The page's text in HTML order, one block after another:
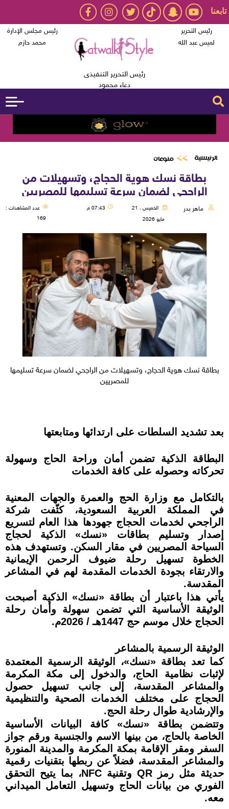
تابعنا
رئيس التحرير
لميس عبد الله
رئيس التحرير التنفيذى
دعاء محمود
رئيس مجلس الإدارة
محمد حازم
الرئيسية منوعات
بطاقة نسك هوية الحجاج، وتسهيلات من
الراجحي لضمان سرعة تسليمها للمصريين
ماهر بدر
الخميس ، 21
مايو 2026
07:43 م
عدد المشاهدات :
169
بطاقة نسك هوية الحجاج، وتسهيلات من الراجحي لضمان سرعة تسليمها
للمصريين
بعد تشديد السلطات على ارتدائها ومتابعتها
البطاقة الذكية تضمن أمان وراحة الحاج وسهولة
تحركاته وحصوله على كافة الخدمات
بالتكامل مع وزارة الحج والعمرة والجهات المعنية
في المملكة العربية السعودية، كثّفت شركة
الراجحي لخدمات الحجاج جهودها هذا العام لتسريع
إصدار وتسليم بطاقات «نسك» الذكية لحجاج
السياحة المصريين في مقار السكن. وتستهدف هذه
الخطوة تسهيل رحلة ضيوف الرحمن الإيمانية
والارتقاء بجودة الخدمات المقدمة لهم في المشاعر
المقدسة.
يأتي هذا باعتبار أن بطاقة «نسك» الذكية أصبحت
الوثيقة الأساسية التي تضمن سهولة وأمان رحلة
الحجاج خلال موسم حج 1447هـ / 2026م.
الوثيقة الرسمية بالمشاعر
كما تعد بطاقة «نسك»، الوثيقة الرسمية المعتمدة
لإثبات نظامية الحاج، والدخول إلى مكة المكرمة
والمشاعر المقدسة، إلى جانب تسهيل حصول
الحجاج على مختلف الخدمات الصحية والتنظيمية
والإرشادية طوال رحلة الحج.
وتتضمن بطاقة «نسك» كافة البيانات الأساسية
الخاصة بالحاج، من بينها الاسم والجنسية ورقم جواز
السفر ومقر الإقامة بمكة المكرمة والمدينة المنورة
والمشاعر المقدسة، فضلاً عن ربطها بتقنيات رقمية
حديثة مثل رمز QR وتقنية NFC، بما يتيح التحقق
الفوري من بيانات الحاج وتسهيل التعامل الميداني
معه.